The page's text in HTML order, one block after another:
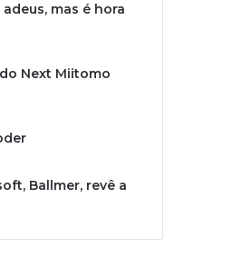
mas é hora
Next Miitomo
Ballmer, revê a